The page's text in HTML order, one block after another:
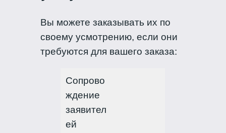
Вы можете заказывать их по
своему усмотрению, если они
требуются для вашего заказа:
Сопрово
ждение
заявител
ей